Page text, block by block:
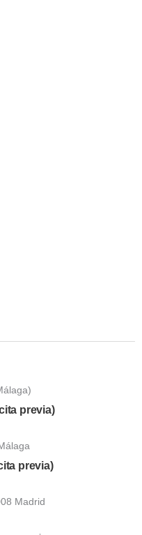
previa)
previa)
Madrid